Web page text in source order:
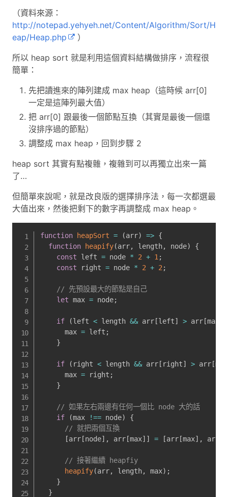
（資料來源：
http://notepad.yehyeh.net/Content/Algorithm/Sort/H
eap/Heap.php
）
所以 heap sort 就是利用這個資料結構做排序，流程很
簡單：
先把讀進來的陣列建成 max heap（這時候 arr[0]
一定是這陣列最大值）
把 arr[0] 跟最後一個節點互換（其實是最後一個還
沒排序過的節點）
調整成 max heap，回到步驟 2
heap sort 其實有點複雜，複雜到可以再獨立出來一篇
了…
但簡單來說呢，就是改良版的選擇排序法，每一次都選最
大值出來，然後把剩下的數字再調整成 max heap。
function heapSort = (arr) => {
function heapify(arr, length, node)
{
const left = node * 2 + 1 ;
const right = node * 2 + 2 ;
// 先預設最大的節點是自己
let max = node;
if (left < length && arr[left] > arr[max
      max
= left ;
}
if ( right < length && arr[ right] > arr[max
      max
= right ;
}
// 如果左右兩邊有任何一個比 node 大的話
if
(max !== node)
{
// 就把兩個互換
[arr[node] , arr[max] ] = [arr[max] , arr
// 接著繼續 heapfiy
heapify(arr, length, max) ;
}
}